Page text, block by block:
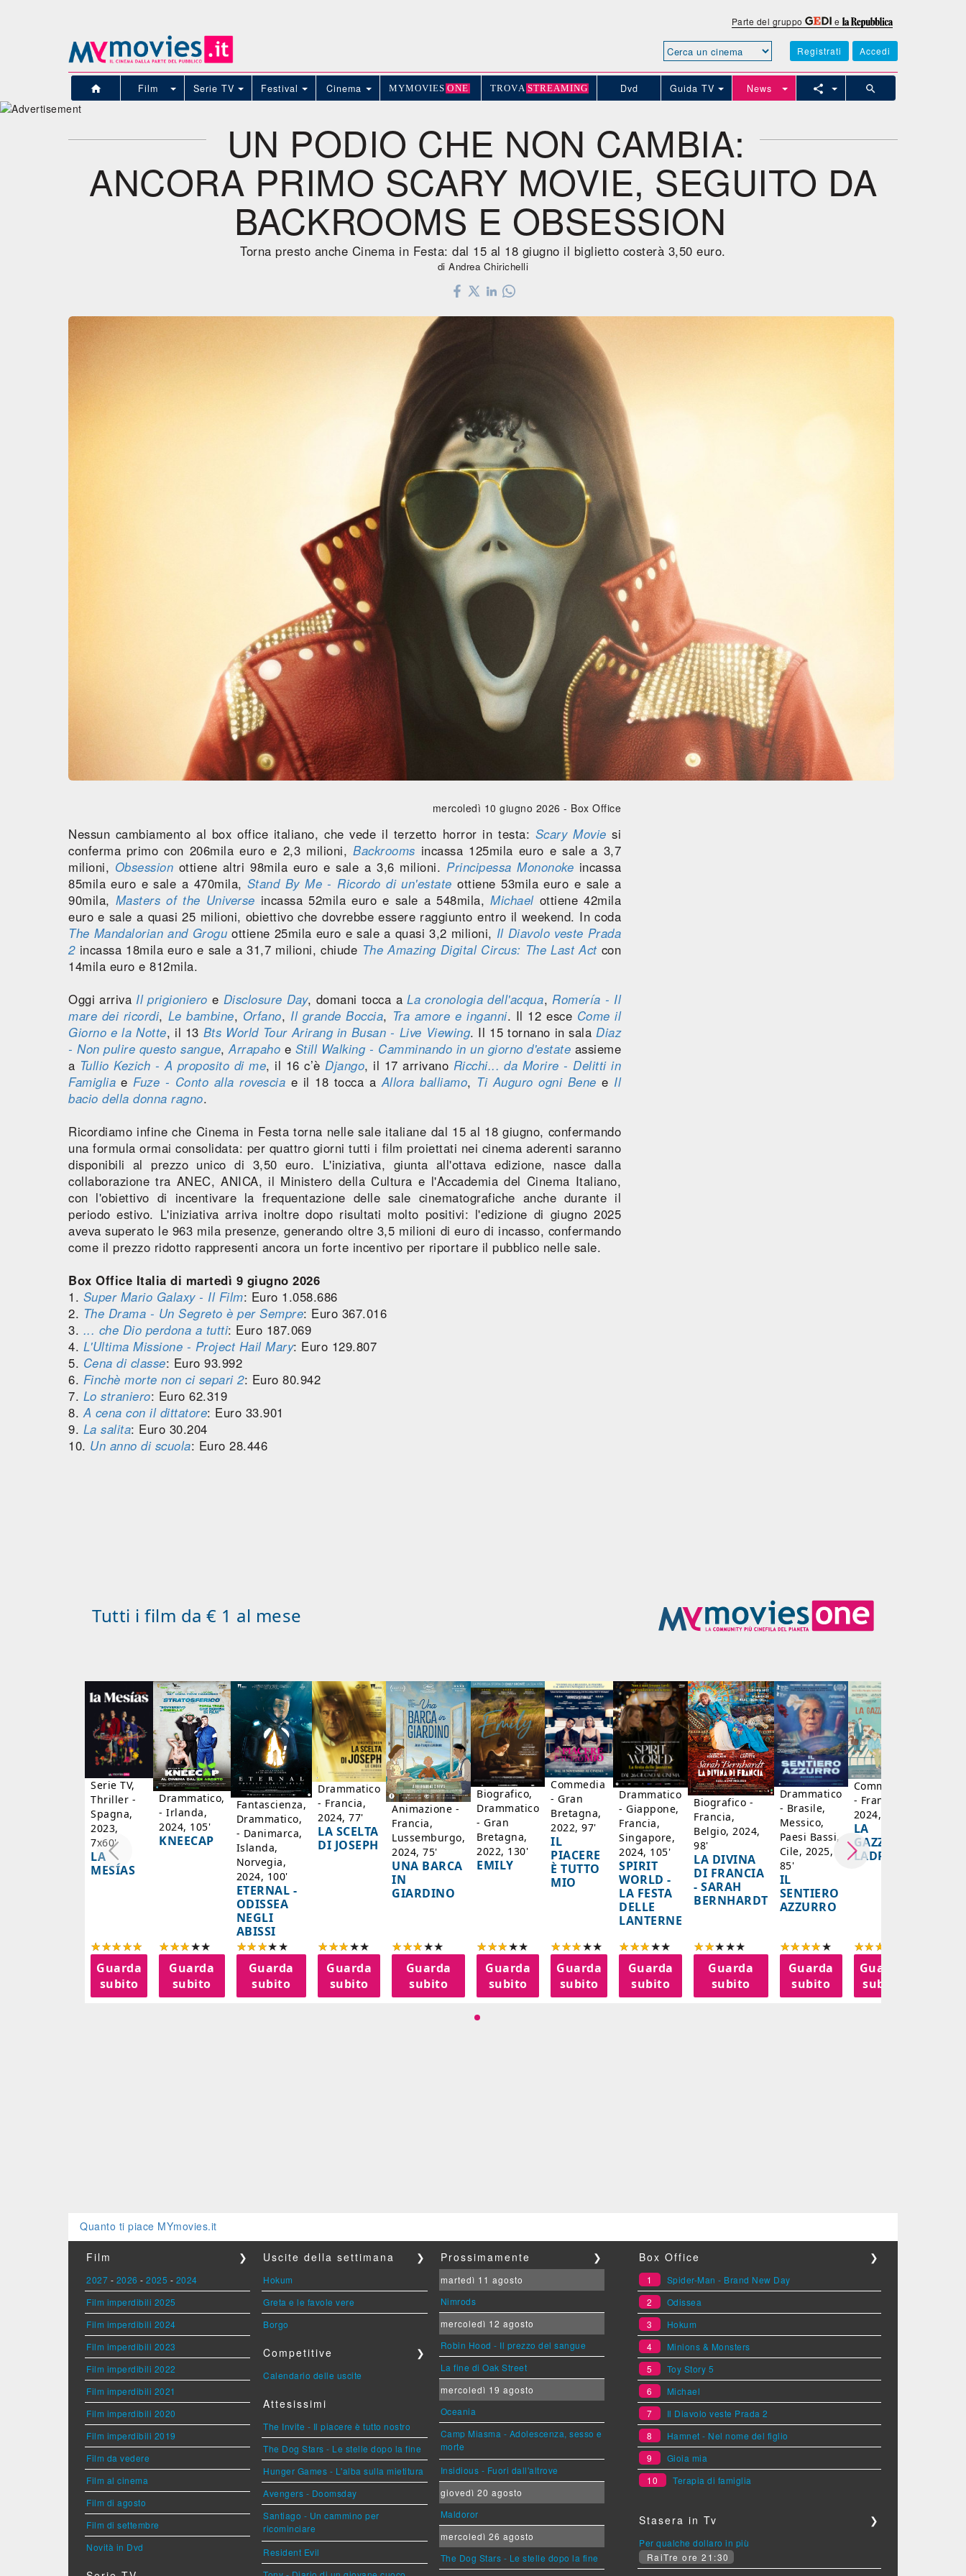
Parte del gruppo e
Registrati Accedi
Film Serie TV Festival Cinema MYMOVIES ONE TROVA STREAMING Dvd Guida TV News
UN PODIO CHE NON CAMBIA:
ANCORA PRIMO SCARY MOVIE, SEGUITO DA
BACKROOMS E OBSESSION
Torna presto anche Cinema in Festa: dal 15 al 18 giugno il biglietto costerà 3,50 euro.
di Andrea Chirichelli
mercoledì 10 giugno 2026 - Box Office
Nessun cambiamento al box office italiano, che vede il terzetto horror in testa: Scary Movie si
conferma primo con 206mila euro e 2,3 milioni,Backrooms incassa 125mila euro e sale a 3,7
milioni, Obsession ottiene altri 98mila euro e sale a 3,6 milioni.Principessa Mononoke incassa
85mila euro e sale a 470mila, Stand By Me - Ricordo di un'estate ottiene 53mila euro e sale a
90mila, Masters of the Universe incassa 52mila euro e sale a 548mila,Michaelottiene 42mila
euro e sale a quasi 25 milioni, obiettivo che dovrebbe essere raggiunto entro il weekend. In coda
The Mandalorian and Grogu ottiene 25mila euro e sale a quasi 3,2 milioni, Il Diavolo veste Prada
2incassa 18mila euro e sale a 31,7 milioni, chiude The Amazing Digital Circus: The Last Actcon
14mila euro e 812mila.
Oggi arriva Il prigioniero e Disclosure Day, domani tocca aLa cronologia dell'acqua,Romería - Il
mare dei ricordi, Le bambine, Orfano, Il grande Boccia, Tra amore e inganni. Il 12 esce Come il
Giorno e la Notte, il 13 Bts World Tour Arirang in Busan - Live Viewing. Il 15 tornano in salaDiaz
- Non pulire questo sangue,Arrapaho e Still Walking - Camminando in un giorno d'estate assieme
a Tullio Kezich - A proposito di me, il 16 c’èDjango, il 17 arrivano Ricchi... da Morire - Delitti in
Famiglia eFuze - Conto alla rovescia e il 18 tocca aAllora balliamo, Ti Auguro ogni Bene e Il
bacio della donna ragno.
Ricordiamo infine che Cinema in Festa torna nelle sale italiane dal 15 al 18 giugno, confermando
una formula ormai consolidata: per quattro giorni tutti i film proiettati nei cinema aderenti saranno
disponibili al prezzo unico di 3,50 euro. L'iniziativa, giunta all'ottava edizione, nasce dalla
collaborazione tra ANEC, ANICA, il Ministero della Cultura e l'Accademia del Cinema Italiano,
con l'obiettivo di incentivare la frequentazione delle sale cinematografiche anche durante il
periodo estivo. L'iniziativa arriva inoltre dopo risultati molto positivi: l'edizione di giugno 2025
aveva superato le 963 mila presenze, generando oltre 3,5 milioni di euro di incasso, confermando
come il prezzo ridotto rappresenti ancora un forte incentivo per riportare il pubblico nelle sale.
Box Office Italia di martedì 9 giugno 2026
1. Super Mario Galaxy - Il Film: Euro 1.058.686
2. The Drama - Un Segreto è per Sempre: Euro 367.016
3. ... che Dio perdona a tutti: Euro 187.069
4. L'Ultima Missione - Project Hail Mary: Euro 129.807
5. Cena di classe: Euro 93.992
6. Finchè morte non ci separi 2: Euro 80.942
7. Lo straniero: Euro 62.319
8.A cena con il dittatore: Euro 33.901
9. La salita: Euro 30.204
10. Un anno di scuola: Euro 28.446
Tutti i film da € 1 al mese
Serie TV,
Thriller -
Spagna,
2023,
7x60'
LA
MESÍAS
Guarda
subito
Drammatico,
- Irlanda,
2024, 105'
KNEECAP
Guarda
subito
Fantascienza,
Drammatico,
- Danimarca,
Islanda,
Norvegia,
2024, 100'
ETERNAL -
ODISSEA
NEGLI
ABISSI
Guarda
subito
Drammatico
- Francia,
2024, 77'
LA SCELTA
DI JOSEPH
Guarda
subito
Animazione -
Francia,
Lussemburgo,
2024, 75'
UNA BARCA
IN
GIARDINO
Guarda
subito
Biografico,
Drammatico
- Gran
Bretagna,
2022, 130'
EMILY
Guarda
subito
Commedia
- Gran
Bretagna,
2022, 97'
IL
PIACERE
È TUTTO
MIO
Guarda
subito
Drammatico
- Giappone,
Francia,
Singapore,
2024, 105'
SPIRIT
WORLD -
LA FESTA
DELLE
LANTERNE
Guarda
subito
Biografico -
Francia,
Belgio, 2024,
98'
LA DIVINA
DI FRANCIA
- SARAH
BERNHARDT
Guarda
subito
Drammatico
- Brasile,
Messico,
Paesi Bassi,
Cile, 2025,
85'
IL
SENTIERO
AZZURRO
Guarda
subito
Commedia
- Francia,
2024, 101'
LA
GAZZA
LADRA
Guarda
subito
Quanto ti piace MYmovies.it
Film ❯
2027 - 2026 - 2025 - 2024
Film imperdibili 2025
Film imperdibili 2024
Film imperdibili 2023
Film imperdibili 2022
Film imperdibili 2021
Film imperdibili 2020
Film imperdibili 2019
Film da vedere
Film al cinema
Film di agosto
Film di settembre
Novità in Dvd
Uscite della settimana ❯
Hokum
Greta e le favole vere
Borgo
Competitive ❯
Calendario delle uscite
Attesissimi
The Invite - Il piacere è tutto nostro
The Dog Stars - Le stelle dopo la fine
Hunger Games - L'alba sulla mietitura
Avengers - Doomsday
Santiago - Un cammino per
ricominciare
Resident Evil
Prossimamente ❯
martedì 11 agosto
Nimrods
mercoledì 12 agosto
Robin Hood - Il prezzo del sangue
La fine di Oak Street
mercoledì 19 agosto
Oceania
Camp Miasma - Adolescenza, sesso e
morte
Insidious - Fuori dall'altrove
giovedì 20 agosto
Maldoror
mercoledì 26 agosto
The Dog Stars - Le stelle dopo la fine
Box Office ❯
1
Spider-Man - Brand New Day
2
Odissea
3
Hokum
4
Minions & Monsters
5
Toy Story 5
6
Michael
7
Il Diavolo veste Prada 2
8
Hamnet - Nel nome del figlio
9
Gioia mia
10
Terapia di famiglia
Stasera in Tv ❯
Per qualche dollaro in più
RaiTre ore 21:30